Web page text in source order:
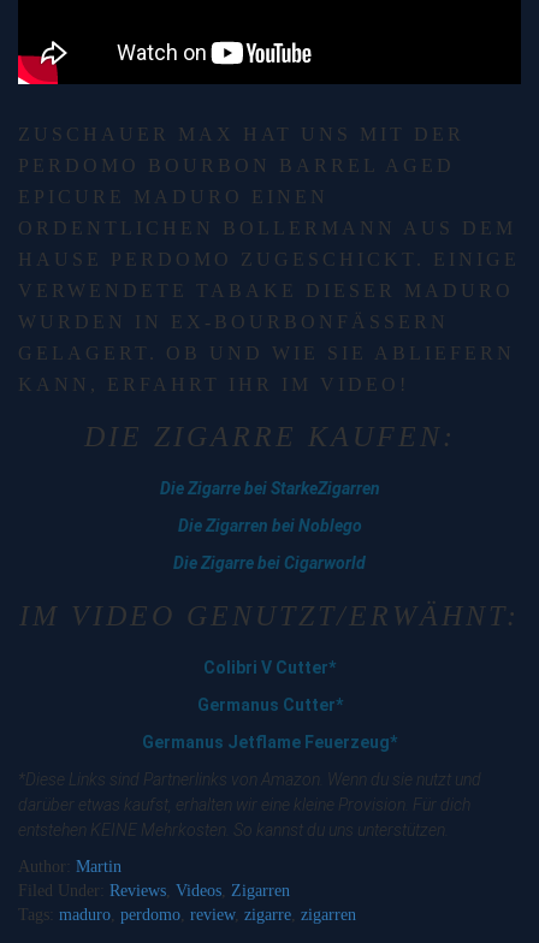
ZUSCHAUER MAX HAT UNS MIT DER
PERDOMO BOURBON BARREL AGED
EPICURE MADURO EINEN
ORDENTLICHEN BOLLERMANN AUS DEM
HAUSE PERDOMO ZUGESCHICKT. EINIGE
VERWENDETE TABAKE DIESER MADURO
WURDEN IN EX-BOURBONFÄSSERN
GELAGERT. OB UND WIE SIE ABLIEFERN
KANN, ERFAHRT IHR IM VIDEO!
DIE ZIGARRE KAUFEN:
Die Zigarre bei StarkeZigarren
Die Zigarren bei Noblego
Die Zigarre bei Cigarworld
IM VIDEO GENUTZT/ERWÄHNT:
Colibri V Cutter*
Germanus Cutter*
Germanus Jetflame Feuerzeug*
*Diese Links sind Partnerlinks von Amazon. Wenn du sie nutzt und
darüber etwas kaufst, erhalten wir eine kleine Provision. Für dich
entstehen KEINE Mehrkosten. So kannst du uns unterstützen.
Author: Martin
Filed Under: Reviews Videos Zigarren
Tags: maduro perdomo review, zigarre zigarren